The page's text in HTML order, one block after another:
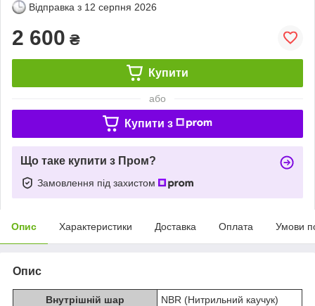
Відправка з 12 серпня 2026
2 600 ₴
Купити
або
Купити з
Що таке купити з Пром?
Замовлення під захистом
Опис Характеристики Доставка Оплата Умови
Опис
Внутрішній шар
NBR (Нитрильний каучук)